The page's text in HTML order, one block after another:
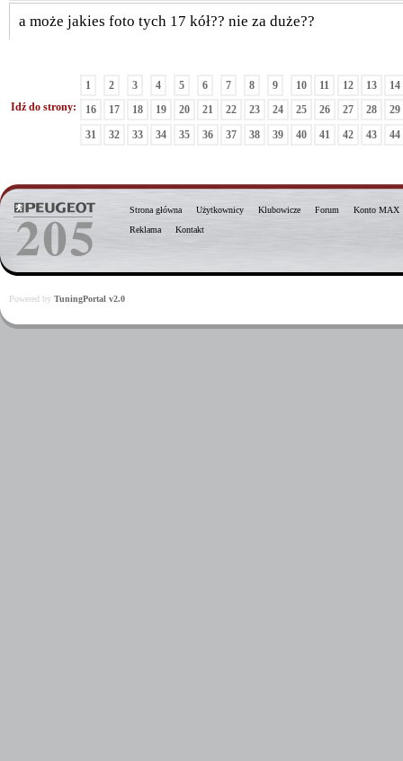
a może jakies foto tych 17 kół?? nie za duże??
Idź do strony:
1 2 3 4 5 6 7 8 9 10 11 12 13
14
16
17 18 19 20 21 22 23 24 25 26 27 28
29
31
32 33 34 35 36 37 38 39 40 41 42 43 44
Strona główna Użytkownicy Klubowicze Forum
Konto MAX
Reklama
Kontakt
Powered by TuningPortal v2.0